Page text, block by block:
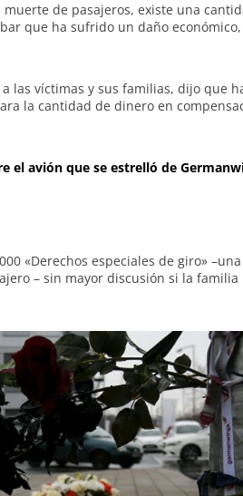
de pasajeros, existe una
que ha sufrido un daño
las víctimas y sus familias, dijo que
la cantidad de dinero en
el avión que se estrelló de
«Derechos especiales de giro»
– sin mayor discusión si la